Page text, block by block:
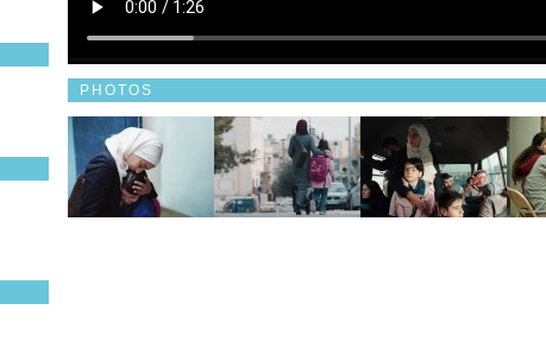
PHOTOS